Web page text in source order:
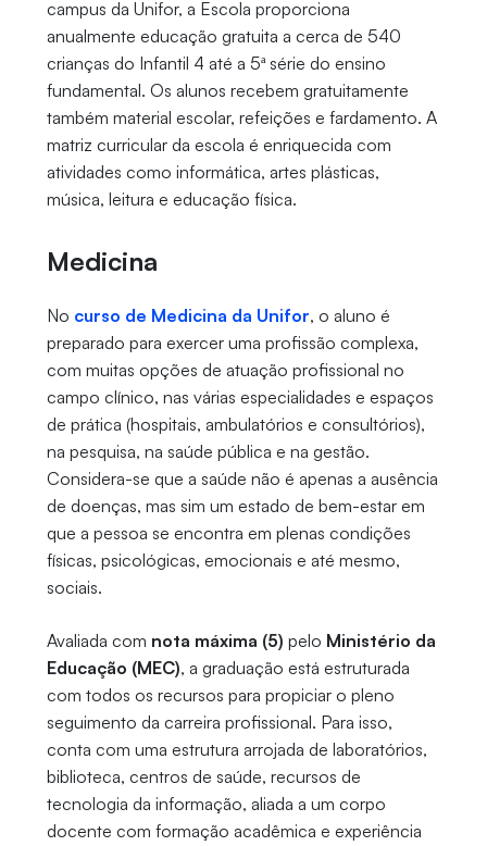
campus da Unifor, a Escola proporciona
anualmente educação gratuita a cerca de 540
crianças do Infantil 4 até a 5ª série do ensino
fundamental. Os alunos recebem gratuitamente
também material escolar, refeições e fardamento. A
matriz curricular da escola é enriquecida com
atividades como informática, artes plásticas,
música, leitura e educação física.
Medicina
No curso de Medicina da Unifor, o aluno é
preparado para exercer uma profissão complexa,
com muitas opções de atuação profissional no
campo clínico, nas várias especialidades e espaços
de prática (hospitais, ambulatórios e consultórios),
na pesquisa, na saúde pública e na gestão.
Considera-se que a saúde não é apenas a ausência
de doenças, mas sim um estado de bem-estar em
que a pessoa se encontra em plenas condições
físicas, psicológicas, emocionais e até mesmo,
sociais.
Avaliada com nota máxima (5) pelo Ministério da
Educação (MEC), a graduação está estruturada
com todos os recursos para propiciar o pleno
seguimento da carreira profissional. Para isso,
conta com uma estrutura arrojada de laboratórios,
biblioteca, centros de saúde, recursos de
tecnologia da informação, aliada a um corpo
docente com formação acadêmica e experiência